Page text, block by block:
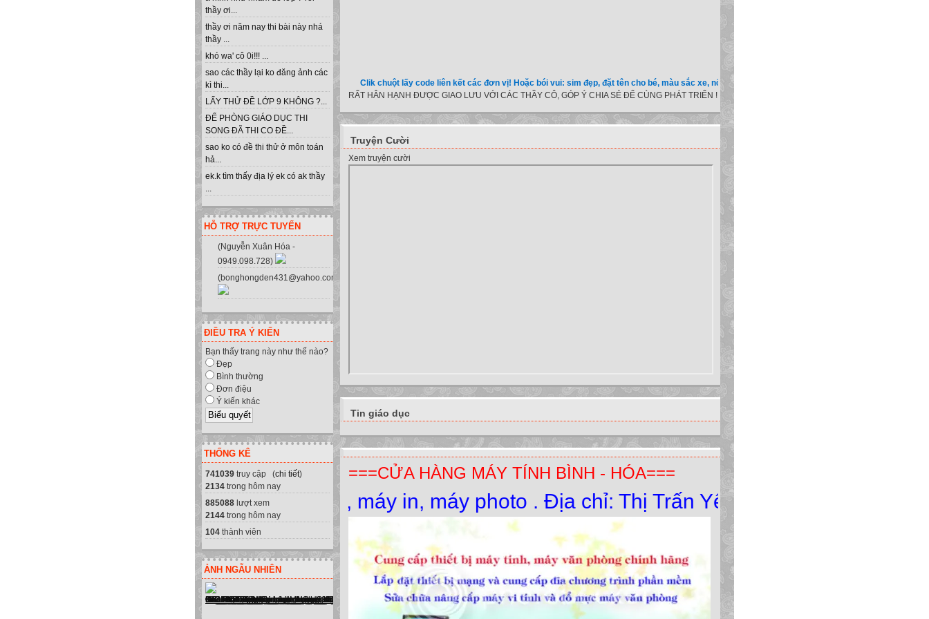
thầy ơi...
thầy ơi năm nay thi bài này nhá
thầy ...
khó wa' cô 0i!!! ...
sao các thầy lại ko đăng ảnh các
kì thi...
LẤY THỬ ĐỀ LỚP 9 KHÔNG ?...
ĐỂ PHÒNG GIÁO DỤC THI
SONG ĐÃ THI CO ĐỀ...
sao ko có đề thi thử ở môn toán
hả...
ek.k tìm thấy địa lý ek có ak thầy
...
HỖ TRỢ TRỰC TUYẾN
(Nguyễn Xuân Hóa -
0949.098.728)
(bonghongden431@yahoo.com.vn)
ĐIỀU TRA Ý KIẾN
Bạn thấy trang này như thế nào?
Đẹp
Bình thường
Đơn điệu
Ý kiến khác
THỐNG KÊ
741039 truy cập (chi tiết)
2134 trong hôm nay
885088 lượt xem
2144 trong hôm nay
104 thành viên
ẢNH NGẪU NHIÊN
Clik chuột lấy code liên kết các đơn vị! Hoặc bói vui: sim đẹp, đặt tên cho bé, màu sắc xe, nốt ruồi, xem tuổi.v.v.v )
RẤT HÂN HẠNH ĐƯỢC GIAO LƯU VỚI CÁC THẦY CÔ, GÓP Ý CHIA SẺ ĐỂ CÙNG PHÁT TRIỂN !
Truyện Cười
Xem truyện cười
Tin giáo dục
===CỬA HÀNG MÁY TÍNH BÌNH - HÓA===
cung cấp sửa chữa máy tính, máy in, máy photo . Địa chỉ: Thị Trấn Yên Minh - Yên Minh - Hà